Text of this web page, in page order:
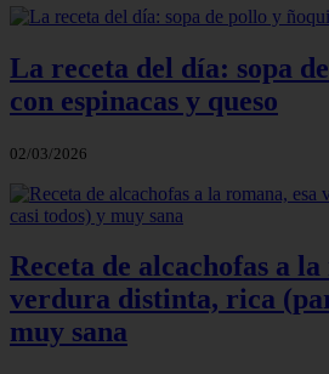
La receta del día: sopa
con espinacas y queso
02/03/2026
Receta de alcachofas a
verdura distinta, rica
muy sana